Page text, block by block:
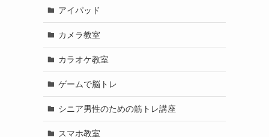
アイパッド
カメラ教室
カラオケ教室
ゲームで脳トレ
シニア男性のための筋トレ講座
スマホ教室